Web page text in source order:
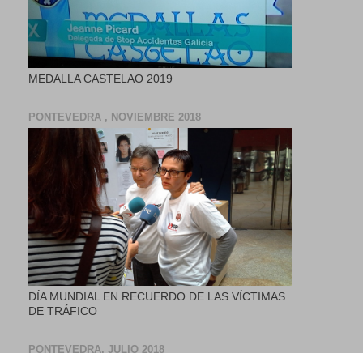
MEDALLA CASTELAO 2019
PONTEVEDRA , NOVIEMBRE 2018
DÍA MUNDIAL EN RECUERDO DE LAS VÍCTIMAS
DE TRÁFICO
PONTEVEDRA, JULIO 2018